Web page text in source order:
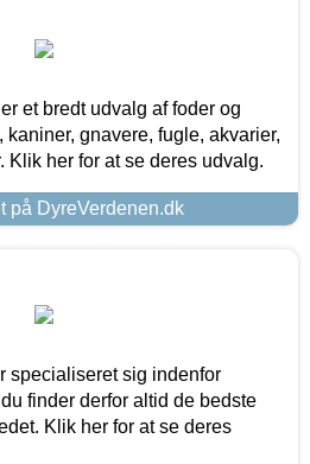
et bredt udvalg af foder og
gnavere, fugle, akvarier,
Klik her for at se deres udvalg.
på DyreVerdenen.dk
specialiseret sig indenfor
finder derfor altid de bedste
Klik her for at se deres